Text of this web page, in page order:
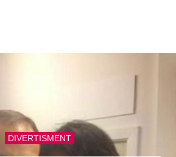
DIVERTISMENT